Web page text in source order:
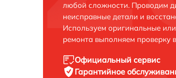
любой сложности. Проводим
неисправные детали и
Используем оригинальные
ремонта выполняем проверку
Официальный сервис
Гарантийное